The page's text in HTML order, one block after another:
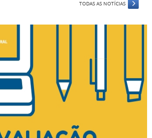
TODAS AS NOTÍCIAS